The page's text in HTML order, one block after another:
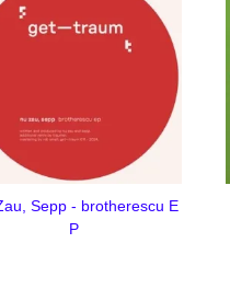
Sepp - brotherescu E
P